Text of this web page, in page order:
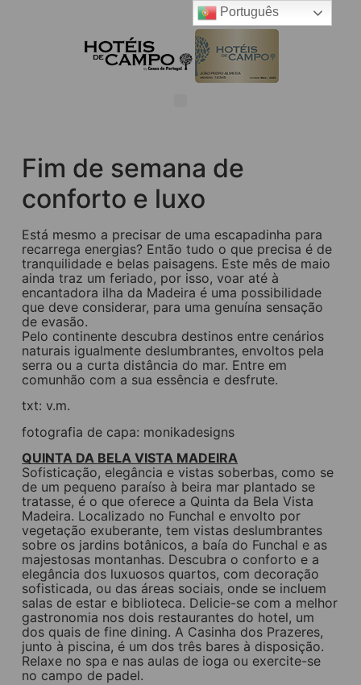
Fim de semana de
conforto e luxo
Está mesmo a precisar de uma escapadinha para
recarrega energias? Então tudo o que precisa é de
tranquilidade e belas paisagens. Este mês de maio
ainda traz um feriado, por isso, voar até à
encantadora ilha da Madeira é uma possibilidade
que deve considerar, para uma genuína sensação
de evasão.
Pelo continente descubra destinos entre cenários
naturais igualmente deslumbrantes, envoltos pela
serra ou a curta distância do mar. Entre em
comunhão com a sua essência e desfrute.
txt: v.m.
fotografia de capa: monikadesigns
QUINTA DA BELA VISTA MADEIRA
Sofisticação, elegância e vistas soberbas, como se
de um pequeno paraíso à beira mar plantado se
tratasse, é o que oferece a Quinta da Bela Vista
Madeira. Localizado no Funchal e envolto por
vegetação exuberante, tem vistas deslumbrantes
sobre os jardins botânicos, a baía do Funchal e as
majestosas montanhas. Descubra o conforto e a
elegância dos luxuosos quartos, com decoração
sofisticada, ou das áreas sociais, onde se incluem
salas de estar e biblioteca. Delicie-se com a melhor
gastronomia nos dois restaurantes do hotel, um
dos quais de fine dining. A Casinha dos Prazeres,
junto à piscina, é um dos três bares à disposição.
Relaxe no spa e nas aulas de ioga ou exercite-se
no campo de padel.
Português